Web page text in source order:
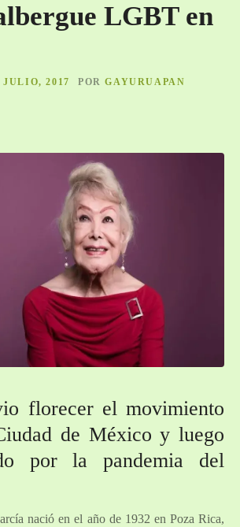
LGBT en
JULIO, 2017 POR GAYURUAPAN
florecer el movimiento
de México y luego
por la pandemia del
nació en el año de 1932 en Poza Rica,